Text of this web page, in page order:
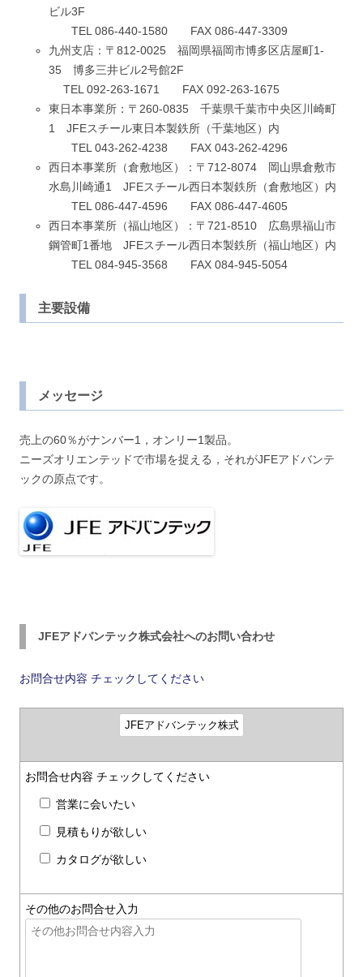
ビル3F
TEL 086-440-1580 FAX 086-447-3309
九州支店：〒812-0025 福岡県福岡市博多区店屋町1-
35 博多三井ビル2号館2F
TEL 092-263-1671 FAX 092-263-1675
東日本事業所：〒260-0835 千葉県千葉市中央区川崎町
1 JFEスチール東日本製鉄所（千葉地区）内
TEL 043-262-4238 FAX 043-262-4296
西日本事業所（倉敷地区）：〒712-8074 岡山県倉敷市
水島川崎通1 JFEスチール西日本製鉄所（倉敷地区）内
TEL 086-447-4596 FAX 086-447-4605
西日本事業所（福山地区）：〒721-8510 広島県福山市
鋼管町1番地 JFEスチール西日本製鉄所（福山地区）内
TEL 084-945-3568 FAX 084-945-5054
主要設備
メッセージ
売上の60％がナンバー1，オンリー1製品。
ニーズオリエンテッドで市場を捉える，それがJFEアドバンテ
ックの原点です。
JFEアドバンテック株式会社へのお問い合わせ
お問合せ内容 チェックしてください
お問合せ内容 チェックしてください
営業に会いたい
見積もりが欲しい
カタログが欲しい
その他のお問合せ入力